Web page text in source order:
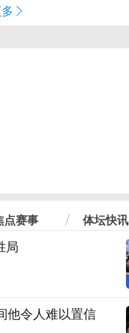
点赛事 体坛快讯
局
他令人难以置信